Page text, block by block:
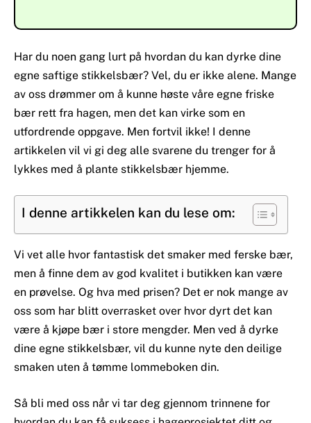
Har du noen gang lurt på hvordan du kan dyrke dine
egne saftige stikkelsbær? Vel, du er ikke alene. Mange
av oss drømmer om å kunne høste våre egne friske
bær rett fra hagen, men det kan virke som en
utfordrende oppgave. Men fortvil ikke! I denne
artikkelen vil vi gi deg alle svarene du trenger for å
lykkes med å plante stikkelsbær hjemme.
I denne artikkelen kan du lese om:
Vi vet alle hvor fantastisk det smaker med ferske bær,
men å finne dem av god kvalitet i butikken kan være
en prøvelse. Og hva med prisen? Det er nok mange av
oss som har blitt overrasket over hvor dyrt det kan
være å kjøpe bær i store mengder. Men ved å dyrke
dine egne stikkelsbær, vil du kunne nyte den deilige
smaken uten å tømme lommeboken din.
Så bli med oss når vi tar deg gjennom trinnene for